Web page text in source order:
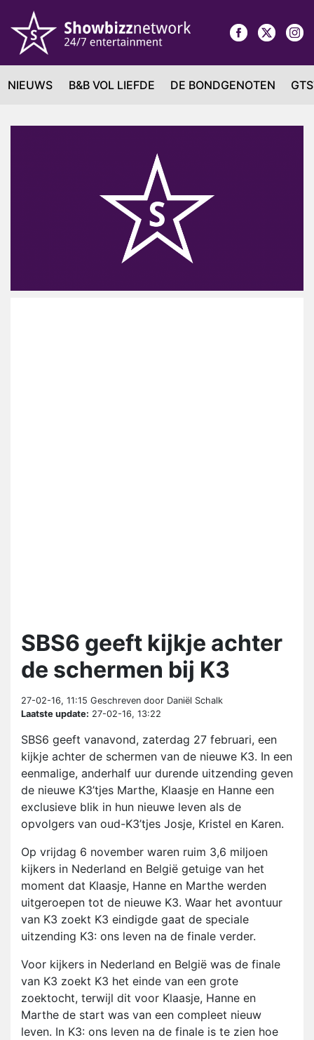
NIEUWS B&B VOL LIEFDE DE BONDGENOTEN
SBS6 geeft kijkje achter
de schermen bij K3
27-02-16, 11:15 Geschreven door Daniël Schalk
Laatste update: 27-02-16, 13:22
SBS6 geeft vanavond, zaterdag 27 februari, een
kijkje achter de schermen van de nieuwe K3. In een
eenmalige, anderhalf uur durende uitzending geven
de nieuwe K3’tjes Marthe, Klaasje en Hanne een
exclusieve blik in hun nieuwe leven als de
opvolgers van oud-K3’tjes Josje, Kristel en Karen.
Op vrijdag 6 november waren ruim 3,6 miljoen
kijkers in Nederland en België getuige van het
moment dat Klaasje, Hanne en Marthe werden
uitgeroepen tot de nieuwe K3. Waar het avontuur
van K3 zoekt K3 eindigde gaat de speciale
uitzending K3: ons leven na de finale verder.
Voor kijkers in Nederland en België was de finale
van K3 zoekt K3 het einde van een grote
zoektocht, terwijl dit voor Klaasje, Hanne en
Marthe de start was van een compleet nieuw
leven. In K3: ons leven na de finale is te zien hoe